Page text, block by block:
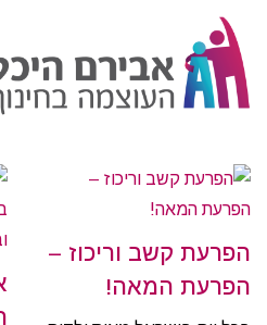
הפרעת קשב וריכוז –
הפרעת המאה!